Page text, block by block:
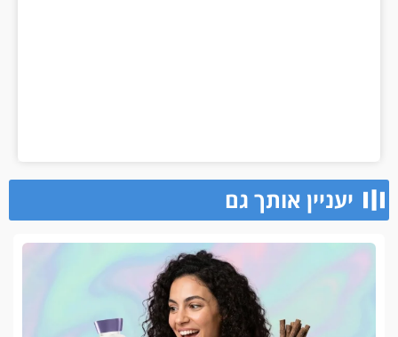
יעניין אותך גם